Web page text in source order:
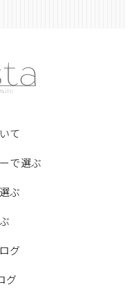
て
で選ぶ
ぶ
グ
グ